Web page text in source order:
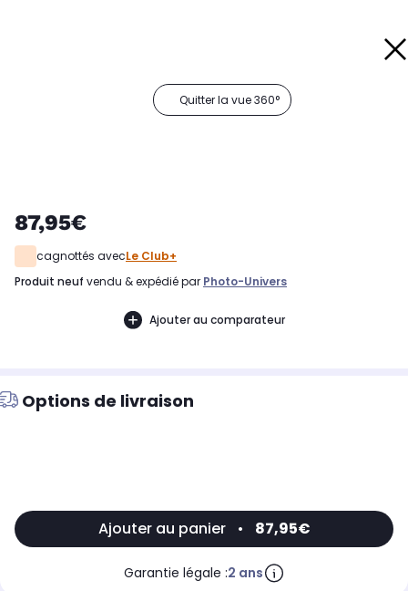
Quitter la vue 360°
87,95€
cagnottés avecLe Club+
produit neuf vendu & expédié par Photo-Univers
Ajouter au comparateur
Options de livraison
Ajouter au panier • 87,95€
Garantie légale :2 ans